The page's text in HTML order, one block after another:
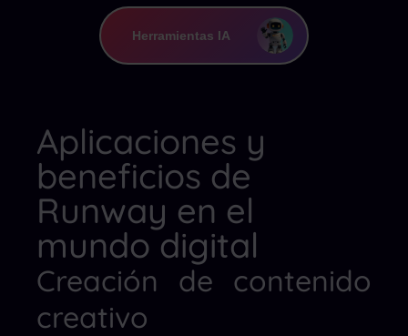
Herramientas IA
Aplicaciones y
beneficios de
Runway en el
mundo digital
Creación de contenido
creativo